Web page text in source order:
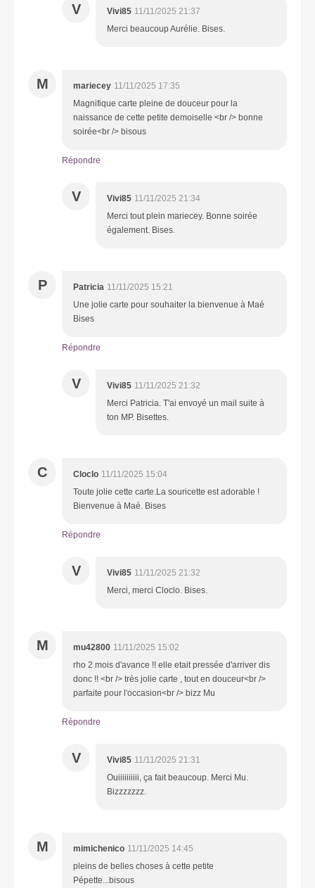
V Vivi85 11/11/2025 21:37
Merci beaucoup Aurélie. Bises.
M mariecey 11/11/2025 17:35
Magnifique carte pleine de douceur pour la
naissance de cette petite demoiselle <br /> bonne
soirée<br /> bisous
Répondre
V Vivi85 11/11/2025 21:34
Merci tout plein mariecey. Bonne soirée
également. Bises.
P Patricia 11/11/2025 15:21
Une jolie carte pour souhaiter la bienvenue à Maé
Bises
Répondre
V Vivi85 11/11/2025 21:32
Merci Patricia. T'ai envoyé un mail suite à
ton MP. Bisettes.
C Cloclo 11/11/2025 15:04
Toute jolie cette carte.La souricette est adorable !
Bienvenue à Maé. Bises
Répondre
V Vivi85 11/11/2025 21:32
Merci, merci Cloclo. Bises.
M mu42800 11/11/2025 15:02
rho 2 mois d'avance !! elle etait pressée d'arriver dis
donc !! <br /> très jolie carte , tout en douceur<br />
parfaite pour l'occasion<br /> bizz Mu
Répondre
V Vivi85 11/11/2025 21:31
Ouiiiiiiiiii, ça fait beaucoup. Merci Mu.
Bizzzzzzz.
M mimichenico 11/11/2025 14:45
pleins de belles choses à cette petite
Pépette...bisous